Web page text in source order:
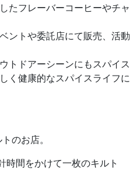
たフレーバーコーヒーやチャ
ントや委託店にて販売、活動
トドアーシーンにもスパイス
く健康的なスパイスライフに
のお店。
時間をかけて一枚のキルト